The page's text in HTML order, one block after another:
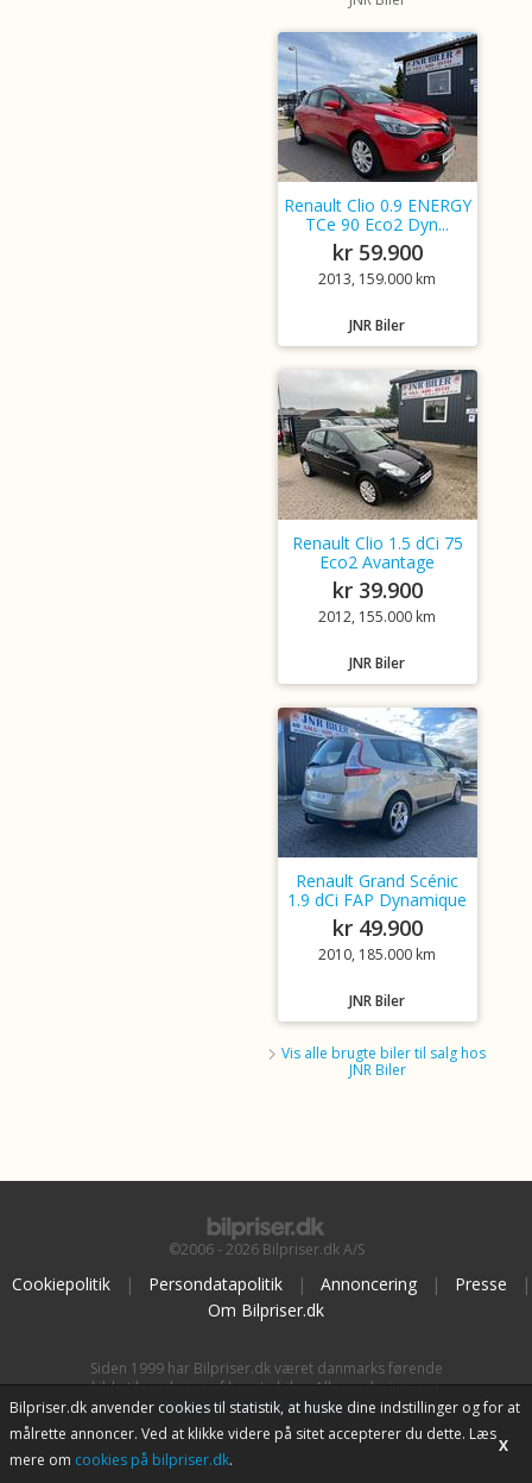
Renault Clio 0.9 ENERGY
TCe 90 Eco2 Dyn...
kr 59.900
2013, 159.000 km
JNR Biler
Renault Clio 1.5 dCi 75
Eco2 Avantage
kr 39.900
2012, 155.000 km
JNR Biler
Renault Grand Scénic
1.9 dCi FAP Dynamique
kr 49.900
2010, 185.000 km
JNR Biler
Vis alle brugte biler til salg hos
JNR Biler
©2006 - 2026 Bilpriser.dk A/S
Cookiepolitik | Persondatapolitik | Annoncering | Presse
|
Om Bilpriser.dk
Siden 1999 har Bilpriser.dk været danmarks førende
kilde til vurdering af brugte biler. Alle vurderinger er
baseret påBilpriserPro Prisberegning , bilbranchens
uafhængige værktøj til bilvurdering.
Bilpriser.dk anvender cookies til statistik, at huske dine indstillinger og for at
målrette annoncer. Ved at klikke videre på sitet accepterer du dette. Læs
mere om cookies på bilpriser.dk.
X